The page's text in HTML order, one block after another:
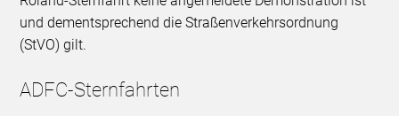
und dementsprechend die Straßenverkehrsordnung
(StVO) gilt.
ADFC-Sternfahrten